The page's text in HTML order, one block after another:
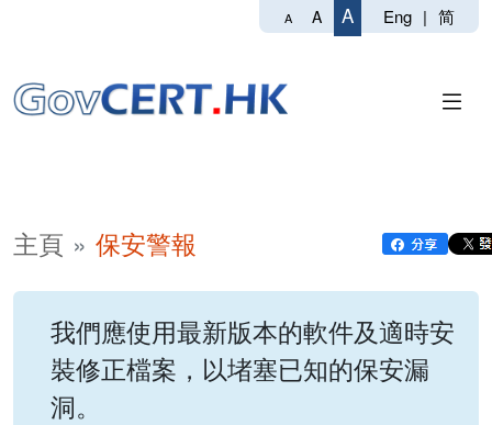
A A A Eng | 简
主頁 保安警報
我們應使用最新版本的軟件及適時安
裝修正檔案，以堵塞已知的保安漏
洞。